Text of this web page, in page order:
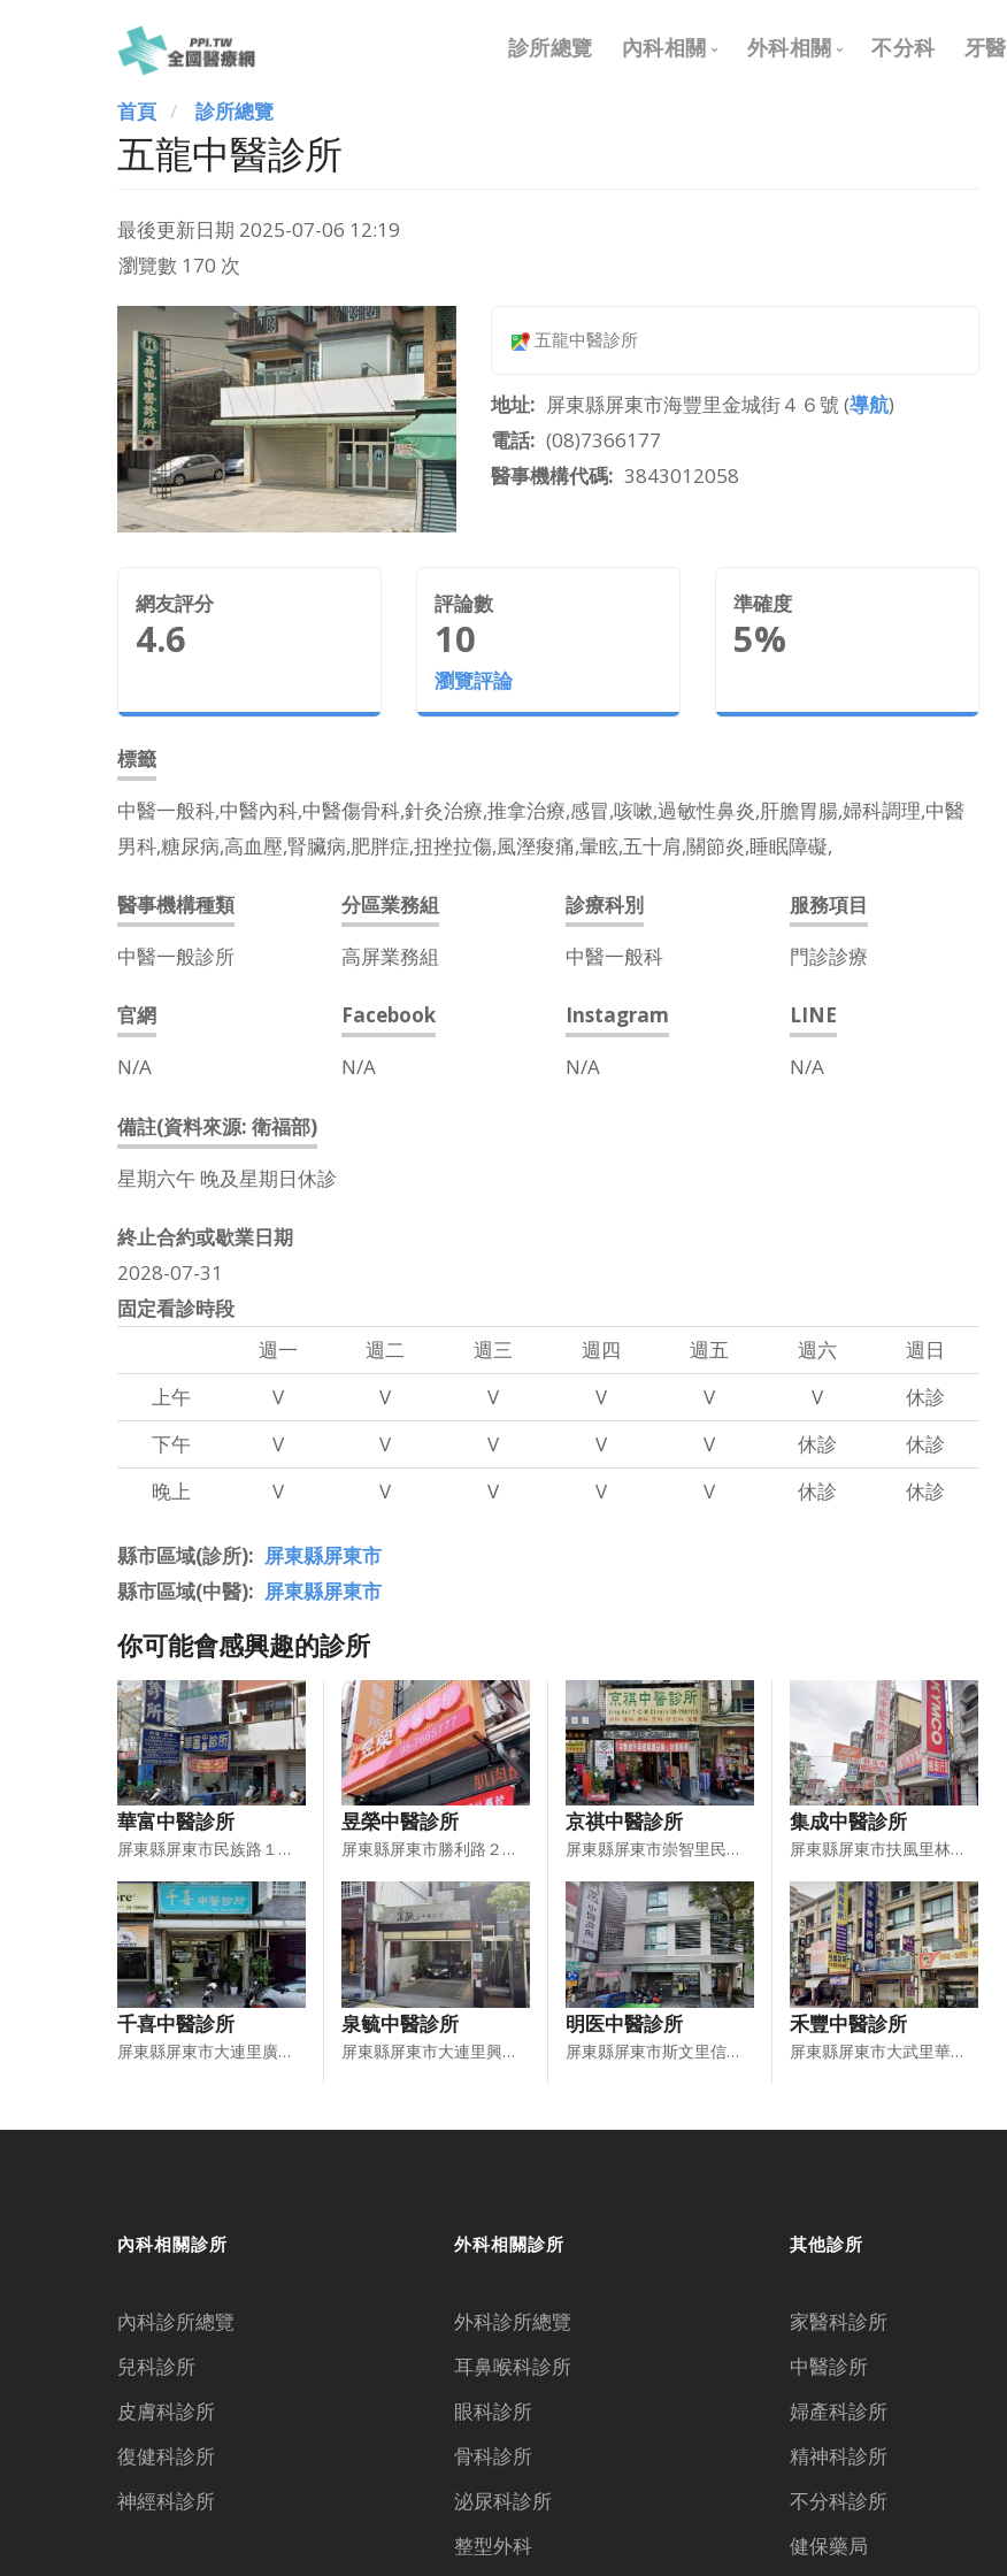
Main
navigation
診所總覽 內科相關 外科相關
整形外科
不分科 牙醫
首頁 診所總覽
五龍中醫診所
最後更新日期 2025-07-06 12:19
瀏覽數 170 次
五龍中醫診所
地址 屏東縣屏東市海豐里金城街４６號 (導航)
電話
(08)7366177
醫事機構代碼
3843012058
網友評分
4.6
評論數
10
瀏覽評論
準確度
5%
標籤
中醫一般科,中醫內科,中醫傷骨科,針灸治療,推拿治療,感冒,咳嗽,過敏性鼻炎,肝膽胃腸,婦科調理,中醫
男科,糖尿病,高血壓,腎臟病,肥胖症,扭挫拉傷,風溼痠痛,暈眩,五十肩,關節炎,睡眠障礙,
醫事機構種類
中醫一般診所
分區業務組
高屏業務組
診療科別
中醫一般科
服務項目
門診診療
官網
N/A
Facebook
N/A
Instagram
N/A
LINE
N/A
備註(資料來源: 衛福部)
星期六午 晚及星期日休診
終止合約或歇業日期
2028-07-31
固定看診時段
週一
週二 週三 週四 週五 週六
週日
上午
V V V V V V
休診
下午
V V V V V 休診
休診
晚上
V V V V V 休診 休診
縣市區域(診所)
屏東縣屏東市
縣市區域(中醫)
屏東縣屏東市
你可能會感興趣的診所
華富中醫診所
屏東縣屏東市民族路１７４－１號１樓
昱榮中醫診所
屏東縣屏東市勝利路２１３號１樓
京祺中醫診所
屏東縣屏東市崇智里民族路２７５之５號１樓
集成中醫診所
屏東縣屏東市扶風里林森路２９－１３號
千喜中醫診所
屏東縣屏東市大連里廣東路４３８之１號
泉毓中醫診所
屏東縣屏東市大連里興豐路３４號１樓、２樓
明医中醫診所
屏東縣屏東市斯文里信義路２６７號
禾豐中醫診所
屏東縣屏東市大武里華盛街１－２８號
內科相關診所
內科診所總覽
兒科診所
皮膚科診所
復健科診所
神經科診所
外科相關診所
外科診所總覽
耳鼻喉科診所
眼科診所
骨科診所
泌尿科診所
整型外科
其他診所
家醫科診所
中醫診所
婦產科診所
精神科診所
不分科診所
健保藥局